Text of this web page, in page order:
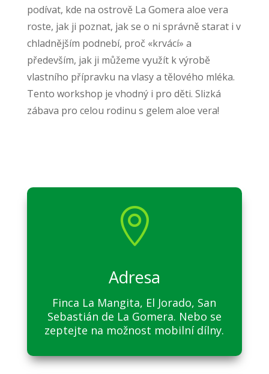
podívat, kde na ostrově La Gomera aloe vera
roste, jak ji poznat, jak se o ni správně starat i v
chladnějším podnebí, proč «krvácí» a
především, jak ji můžeme využít k výrobě
vlastního přípravku na vlasy a tělového mléka.
Tento workshop je vhodný i pro děti. Slizká
zábava pro celou rodinu s gelem aloe vera!

Adresa
Finca La Mangita, El Jorado, San
Sebastián de La Gomera. Nebo se
zeptejte na možnost mobilní dílny.